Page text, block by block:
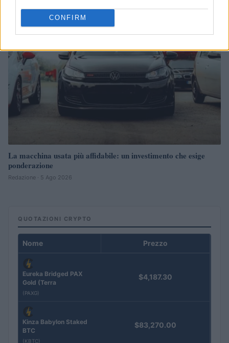
CONFIRM
La macchina usata più affidabile: un investimento che esige
ponderazione
Redazione · 5 Ago 2026
QUOTAZIONI CRYPTO
Nome Prezzo
Eureka Bridged PAX
Gold (Terra
(PAXG)
$4,187.30
Kinza Babylon Staked
BTC
(KBTC)
$83,270.00